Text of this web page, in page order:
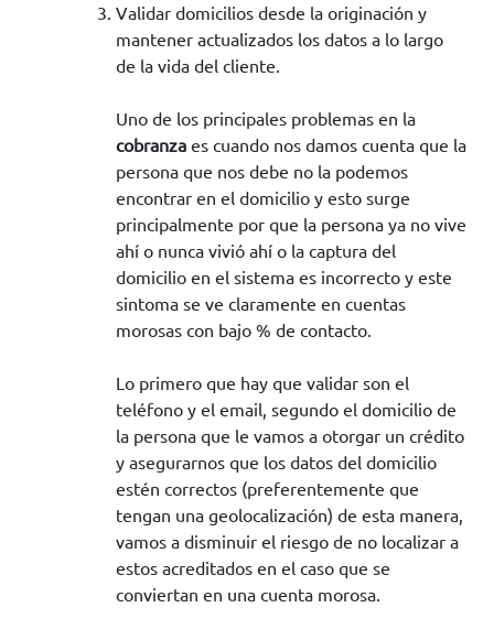
Validar domicilios desde la originación y
mantener actualizados los datos a lo largo
de la vida del cliente.
Uno de los principales problemas en la
cobranza es cuando nos damos cuenta que la
persona que nos debe no la podemos
encontrar en el domicilio y esto surge
principalmente por que la persona ya no vive
ahí o nunca vivió ahí o la captura del
domicilio en el sistema es incorrecto y este
sintoma se ve claramente en cuentas
morosas con bajo % de contacto.
Lo primero que hay que validar son el
teléfono y el email, segundo el domicilio de
la persona que le vamos a otorgar un crédito
y asegurarnos que los datos del domicilio
estén correctos (preferentemente que
tengan una geolocalización) de esta manera,
vamos a disminuir el riesgo de no localizar a
estos acreditados en el caso que se
conviertan en una cuenta morosa.